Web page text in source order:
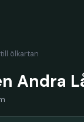
ölkartan
Andra